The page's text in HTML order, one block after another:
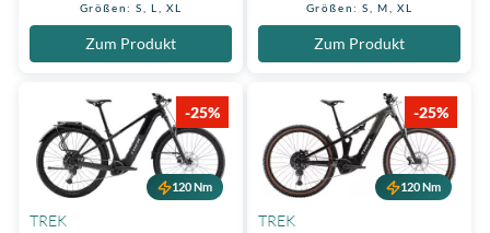
Größen: S, L, XL
Zum Produkt
Größen: S, M, XL
Zum Produkt
-25%
120 Nm
TREK
-25%
120 Nm
TREK